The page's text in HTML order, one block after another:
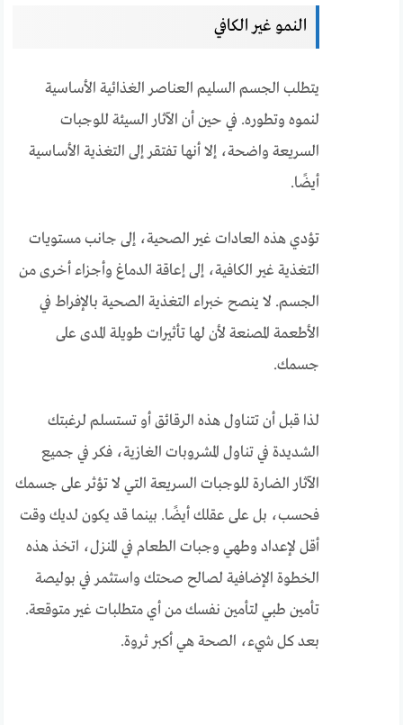
النمو غير الكافي
يتطلب الجسم السليم العناصر الغذائية الأساسية
لنموه وتطوره. في حين أن الآثار السيئة للوجبات
السريعة واضحة، إلا أنها تفتقر إلى التغذية الأساسية
أيضًا.
تؤدي هذه العادات غير الصحية، إلى جانب مستويات
التغذية غير الكافية، إلى إعاقة الدماغ وأجزاء أخرى من
الجسم. لا ينصح خبراء التغذية الصحية بالإفراط في
الأطعمة المصنعة لأن لها تأثيرات طويلة المدى على
جسمك.
لذا قبل أن تتناول هذه الرقائق أو تستسلم لرغبتك
الشديدة في تناول المشروبات الغازية، فكر في جميع
الآثار الضارة للوجبات السريعة التي لا تؤثر على جسمك
فحسب، بل على عقلك أيضًا. بينما قد يكون لديك وقت
أقل لإعداد وطهي وجبات الطعام في المنزل، اتخذ هذه
الخطوة الإضافية لصالح صحتك واستثمر في بوليصة
تأمين طبي لتأمين نفسك من أي متطلبات غير متوقعة.
بعد كل شيء، الصحة هي أكبر ثروة.